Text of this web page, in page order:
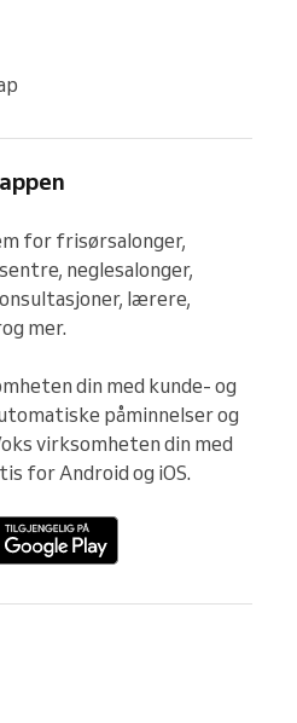
for frisørsalonger,
neglesalonger,
lærere,
mer.
din med kunde- og
påminnelser og
virksomheten din med
for Android og iOS.